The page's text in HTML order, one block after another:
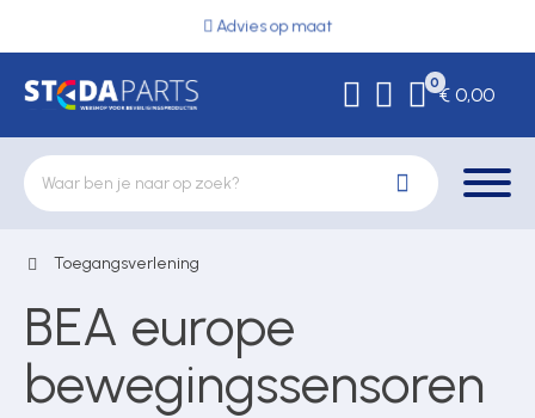
Advies op maat
0
€ 0,00
Deurbeslag
Elektrische vergrendeling
Toegangsverlening
BEA europe
bewegingssensoren